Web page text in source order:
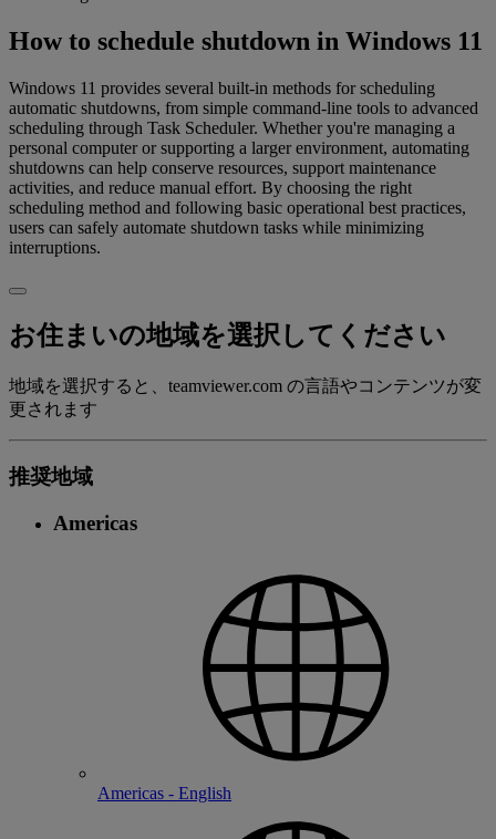
How to schedule shutdown in Windows 11
Windows 11 provides several built-in methods for scheduling
automatic shutdowns, from simple command-line tools to advanced
scheduling through Task Scheduler. Whether you're managing a
personal computer or supporting a larger environment, automating
shutdowns can help conserve resources, support maintenance
activities, and reduce manual effort. By choosing the right
scheduling method and following basic operational best practices,
users can safely automate shutdown tasks while minimizing
interruptions.
お住まいの地域を選択してください
地域を選択すると、teamviewer.com の言語やコンテンツが変
更されます
推奨地域
Americas
Americas - English